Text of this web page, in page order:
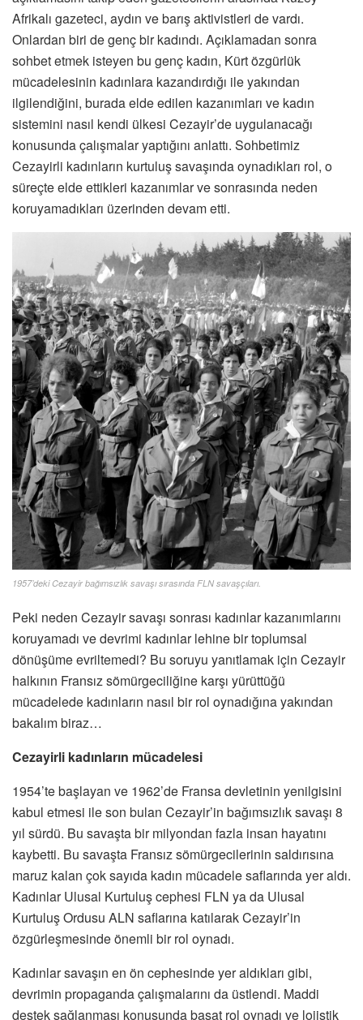
Afrikalı gazeteci, aydın ve barış aktivistleri de vardı.
Onlardan biri de genç bir kadındı. Açıklamadan sonra
sohbet etmek isteyen bu genç kadın, Kürt özgürlük
mücadelesinin kadınlara kazandırdığı ile yakından
ilgilendiğini, burada elde edilen kazanımları ve kadın
sistemini nasıl kendi ülkesi Cezayir’de uygulanacağı
konusunda çalışmalar yaptığını anlattı. Sohbetimiz
Cezayirli kadınların kurtuluş savaşında oynadıkları rol, o
süreçte elde ettikleri kazanımlar ve sonrasında neden
koruyamadıkları üzerinden devam etti.
1957’deki Cezayir bağımsızlık savaşı sırasında FLN savaşçıları.
Peki neden Cezayir savaşı sonrası kadınlar kazanımlarını
koruyamadı ve devrimi kadınlar lehine bir toplumsal
dönüşüme evriltemedi? Bu soruyu yanıtlamak için Cezayir
halkının Fransız sömürgeciliğine karşı yürüttüğü
mücadelede kadınların nasıl bir rol oynadığına yakından
bakalım biraz…
Cezayirli kadınların mücadelesi
1954’te başlayan ve 1962’de Fransa devletinin yenilgisini
kabul etmesi ile son bulan Cezayir’in bağımsızlık savaşı 8
yıl sürdü. Bu savaşta bir milyondan fazla insan hayatını
kaybetti. Bu savaşta Fransız sömürgecilerinin saldırısına
maruz kalan çok sayıda kadın mücadele saflarında yer aldı.
Kadınlar Ulusal Kurtuluş cephesi FLN ya da Ulusal
Kurtuluş Ordusu ALN saflarına katılarak Cezayir’in
özgürleşmesinde önemli bir rol oynadı.
Kadınlar savaşın en ön cephesinde yer aldıkları gibi,
devrimin propaganda çalışmalarını da üstlendi. Maddi
destek sağlanması konusunda başat rol oynadı ve lojistik